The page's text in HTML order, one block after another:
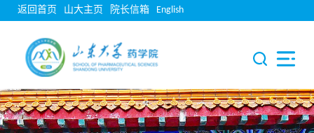
返回首页 山大主页 院长信箱 English